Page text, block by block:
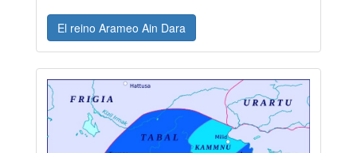
El reino Arameo Ain Dara